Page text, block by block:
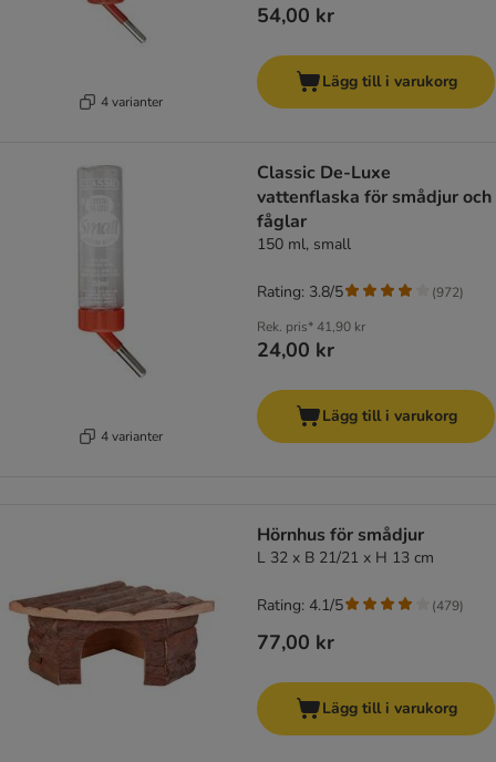
4 varianter
54,00 kr
Lägg till i varukorg
4 varianter
Classic De-Luxe
vattenflaska för smådjur och
fåglar
150 ml, small
Rek. pris*41,90 kr
24,00 kr
Rating: 3.8/5 (972)
Lägg till i varukorg
Hörnhus för smådjur
L 32 x B 21/21 x H 13 cm
77,00 kr
Rating: 4.1/5 (479)
Lägg till i varukorg